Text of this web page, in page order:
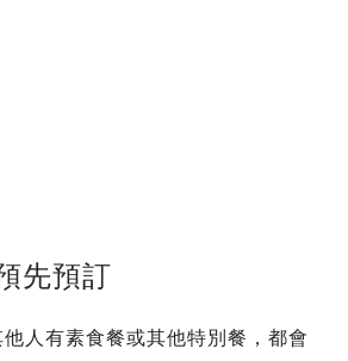
先預訂
人有素食餐或其他特別餐，都會